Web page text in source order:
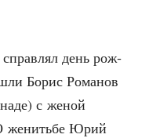
справ­лял день рож­
Борис Рома­нов
с женой
женить­бе Юрий